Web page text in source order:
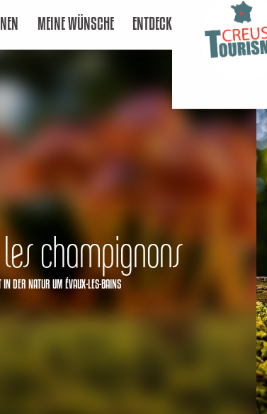
MEINE WÜNSCHE ENTDECKEN
champignons
IN DER NATURUM ÉVAUX-LES-BAINS